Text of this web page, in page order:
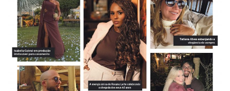
Hesea
Tecnologia
Sistemas